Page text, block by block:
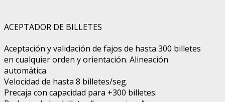
ACEPTADOR DE BILLETES
Aceptación y validación de fajos de hasta 300 billetes
en cualquier orden y orientación. Alineación
automática.
Velocidad de hasta 8 billetes/seg.
Precaja con capacidad para +300 billetes.